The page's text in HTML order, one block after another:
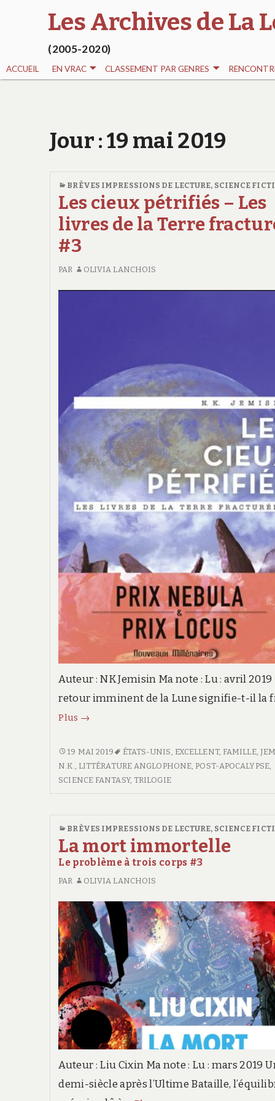
Les Archives de La
(2005-2020)
ACCUEIL EN VRAC CLASSEMENT PAR GENRES
Jour :19 mai 2019
BRÈVES IMPRESSIONS DE LECTURE, SCIENCE
Les cieux pétrifiés – Les
livres de la Terre
#3
PAR OLIVIA LANCHOIS
Auteur : NK Jemisin Ma note : Lu : avril 2019
retour imminent de la Lune signifie-t-il la
Plus Les
pétrifiés
–
Les
Terre
→
LES
CIEUX
PÉTRIFIÉS
LIVRES
LA
TERRE
FRACTURÉE
19 MAI 2019 ÉTATS-UNIS EXCELLENT, FAMILLE,
N.K.
LITTÉRATURE ANGLOPHONE POST-APOCALYPSE,
SCIENCE FANTASY, TRILOGIE
BRÈVES IMPRESSIONS DE LECTURE, SCIENCE
La mort immortelle
Le problème à trois corps #3
PAR OLIVIA LANCHOIS
Auteur : Liu Cixin Ma note : Lu : mars 2019
demi-siècle après l’Ultime Bataille,